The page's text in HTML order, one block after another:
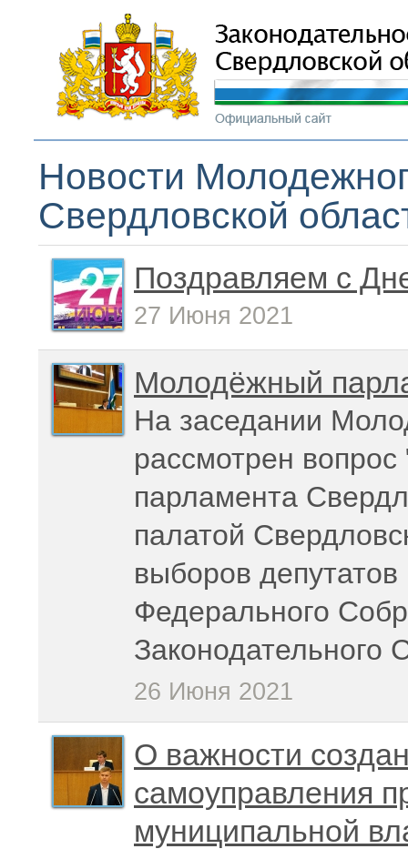
Новости
Свердловской
Поздравляем с
27 Июня 2021
Молодёжный
На заседании
рассмотрен
парламента
палатой
выборов
Федерального
Законодательного
26 Июня 2021
О важности
самоуправления
муниципальной